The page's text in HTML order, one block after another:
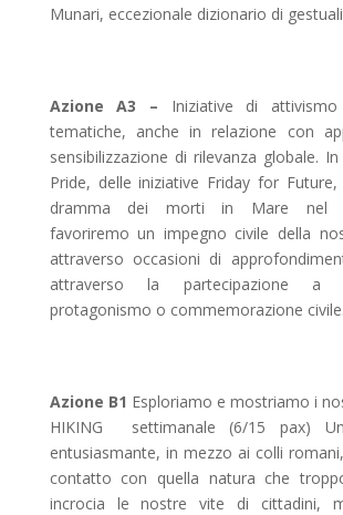
Munari, eccezionale dizionario di
Azione A3 – Iniziative di
tematiche, anche in relazione con
sensibilizzazione di rilevanza globale.
Pride, delle iniziative Friday for
dramma dei morti in Mare nel
favoriremo un impegno civile della
attraverso occasioni di
attraverso la partecipazione a
protagonismo o commemorazione civile.
Azione B1 Esploriamo e mostriamo i
HIKING settimanale (6/15 pax)
entusiasmante, in mezzo ai colli
contatto con quella natura che
incrocia le nostre vite di cittadini,